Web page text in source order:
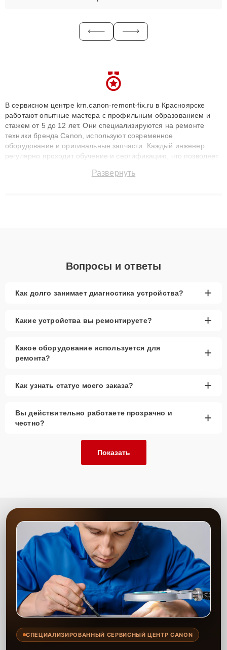
В сервисном центре krn.canon-remont-fix.ru в Красноярске
работают опытные мастера с профильным образованием и
стажем от 5 до 12 лет. Они специализируются на ремонте
техники бренда Canon, используют современное
оборудование и оригинальные запчасти. Каждый инженер
регулярно проходит обучение и сертификацию, что позволяет
технику с сохранением гарантии до 3 лет. Наши мастера
Развернуть
Вопросы и ответы
Как долго занимает диагностика устройства? +
Какие устройства вы ремонтируете? +
Какое оборудование используется для
ремонта?
+
Как узнать статус моего заказа? +
Вы действительно работаете прозрачно и
честно?
+
Показать
СПЕЦИАЛИЗИРОВАННЫЙ СЕРВИСНЫЙ ЦЕНТР CANON